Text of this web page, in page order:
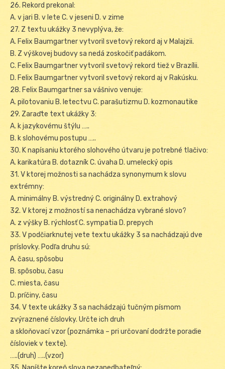
26. Rekord prekonal:
A. v jari B. v lete C. v jeseni D. v zime
27. Z textu ukážky 3 nevyplýva, že:
A. Felix Baumgartner vytvoril svetový rekord aj v Malajzii.
B. Z výškovej budovy sa nedá zoskočiť padákom.
C. Felix Baumgartner vytvoril svetový rekord tiež v Brazílii.
D. Felix Baumgartner vytvoril svetový rekord aj v Rakúsku.
28. Felix Baumgartner sa vášnivo venuje:
A. pilotovaniu B. letectvu C. parašutizmu D. kozmonautike
29. Zaraďte text ukážky 3:
A. k jazykovému štýlu …..
B. k slohovému postupu …..
30. K napísaniu ktorého slohového útvaru je potrebné tlačivo:
A. karikatúra B. dotazník C. úvaha D. umelecký opis
31. V ktorej možnosti sa nachádza synonymum k slovu
extrémny:
A. minimálny B. výstredný C. originálny D. extrahový
32. V ktorej z možností sa nenachádza vybrané slovo?
A. z výšky B. rýchlosť C. sympatia D. prepych
33. V podčiarknutej vete textu ukážky 3 sa nachádzajú dve
príslovky. Podľa druhu sú:
A. času, spôsobu
B. spôsobu, času
C. miesta, času
D. príčiny, času
34. V texte ukážky 3 sa nachádzajú tučným písmom
zvýraznené číslovky. Určte ich druh
a skloňovací vzor (poznámka – pri určovaní dodržte poradie
čísloviek v texte).
…..(druh) …..(vzor)